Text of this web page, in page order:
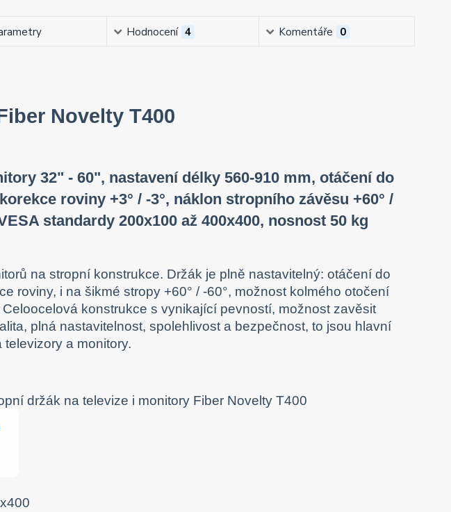
Hodnocení 4 Komentáře 0
Novelty T400
32" - 60", nastavení délky 560-910 mm, otáčení do
roviny +3° / -3°, náklon stropního závěsu +60° /
standardy 200x100 až 400x400, nosnost 50 kg
na stropní konstrukce. Držák je plně nastavitelný: otáčení do
roviny, i na šikmé stropy +60° / -60°, možnost kolmého otočení
konstrukce s vynikající pevností, možnost zavěsit
plná nastavitelnost, spolehlivost a bezpečnost, to jsou hlavní
a monitory.